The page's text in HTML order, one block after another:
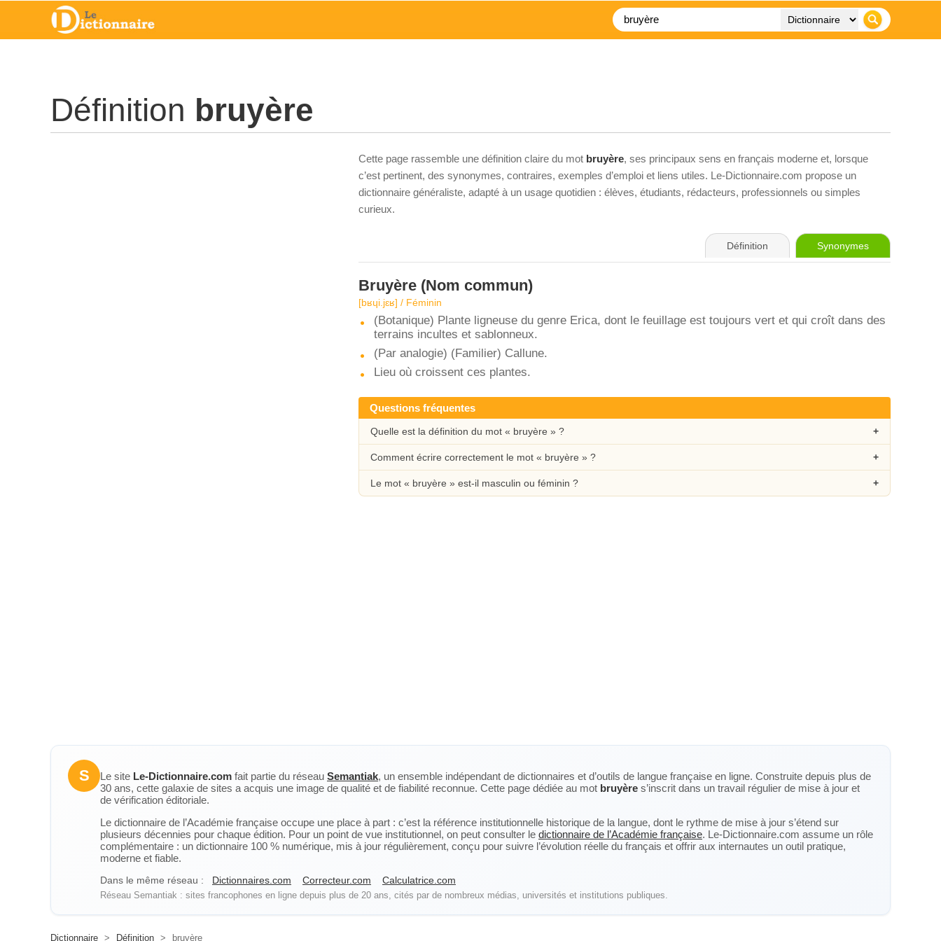
Définition bruyère
Cette page rassemble une définition claire du mot bruyère, ses principaux sens en français moderne et, lorsque
c’est pertinent, des synonymes, contraires, exemples d’emploi et liens utiles. Le-Dictionnaire.com propose un
dictionnaire généraliste, adapté à un usage quotidien : élèves, étudiants, rédacteurs, professionnels ou simples
curieux.
Définition Synonymes
Bruyère (Nom commun)
[bʁɥi.jɛʁ] / Féminin
(Botanique) Plante ligneuse du genre Erica, dont le feuillage est toujours vert et qui croît dans des
terrains incultes et sablonneux.
(Par analogie) (Familier) Callune.
Lieu où croissent ces plantes.
Questions fréquentes
Quelle est la définition du mot « bruyère » ?
Comment écrire correctement le mot « bruyère » ?
Le mot « bruyère » est-il masculin ou féminin ?
S Le site Le-Dictionnaire.com fait partie du réseau Semantiak, un ensemble indépendant de dictionnaires et d’outils de langue française en ligne. Construite depuis plus de
30 ans, cette galaxie de sites a acquis une image de qualité et de fiabilité reconnue. Cette page dédiée au mot bruyère s’inscrit dans un travail régulier de mise à jour et
de vérification éditoriale.
Le dictionnaire de l’Académie française occupe une place à part : c’est la référence institutionnelle historique de la langue, dont le rythme de mise à jour s’étend sur
plusieurs décennies pour chaque édition. Pour un point de vue institutionnel, on peut consulter le dictionnaire de l’Académie française. Le-Dictionnaire.com assume un rôle
complémentaire : un dictionnaire 100 % numérique, mis à jour régulièrement, conçu pour suivre l’évolution réelle du français et offrir aux internautes un outil pratique,
moderne et fiable.
Dans le même réseau : Dictionnaires.com Correcteur.com Calculatrice.com
Réseau Semantiak : sites francophones en ligne depuis plus de 20 ans, cités par de nombreux médias, universités et institutions publiques.
Dictionnaire > Définition > bruyère